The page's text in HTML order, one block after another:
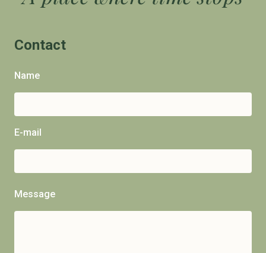
Contact
Name
E-mail
Message